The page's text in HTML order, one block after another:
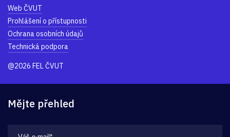
Web ČVUT
Prohlášení o přístupnosti
Ochrana osobních údajů
Technická podpora
@2026 FEL ČVUT
Mějte přehled